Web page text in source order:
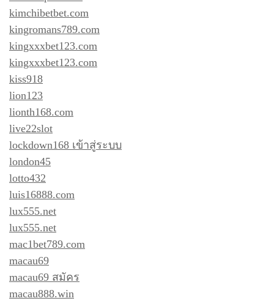
kimchibetbet.com
kingromans789.com
kingxxxbet123.com
kingxxxbet123.com
kiss918
lion123
lionth168.com
live22slot
lockdown168 เข้าสู่ระบบ
london45
lotto432
luis16888.com
lux555.net
lux555.net
mac1bet789.com
macau69
macau69 สมัคร
macau888.win